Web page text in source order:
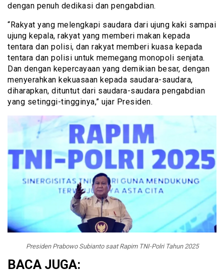
dengan penuh dedikasi dan pengabdian.
“Rakyat yang melengkapi saudara dari ujung kaki sampai
ujung kepala, rakyat yang memberi makan kepada
tentara dan polisi, dan rakyat memberi kuasa kepada
tentara dan polisi untuk memegang monopoli senjata.
Dan dengan kepercayaan yang demikian besar, dengan
menyerahkan kekuasaan kepada saudara-saudara,
diharapkan, dituntut dari saudara-saudara pengabdian
yang setinggi-tingginya,” ujar Presiden.
Presiden Prabowo Subianto saat Rapim TNI-Polri Tahun 2025
BACA JUGA: